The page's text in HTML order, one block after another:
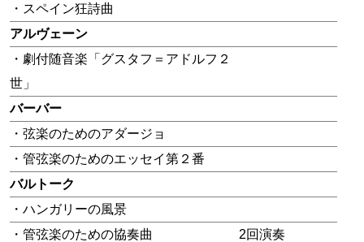
・スペイン狂詩曲
アルヴェーン
・劇付随音楽「グスタフ＝アドルフ２
世」
バーバー
・弦楽のためのアダージョ
・管弦楽のためのエッセイ第２番
バルトーク
・ハンガリーの風景
・管弦楽のための協奏曲
2回演奏